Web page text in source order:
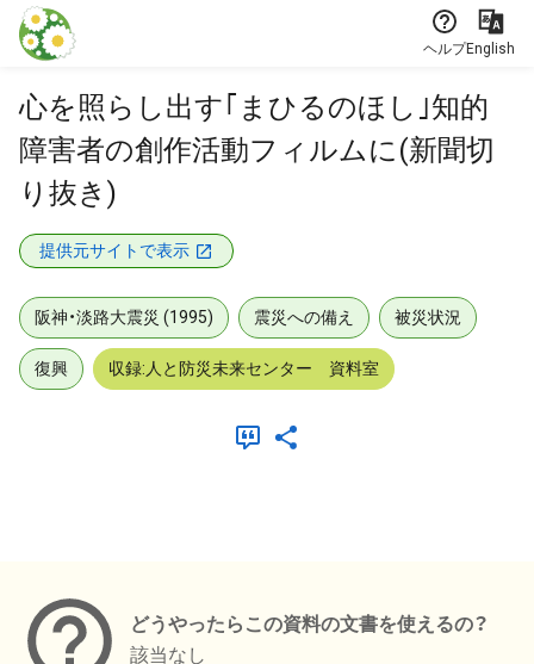
本文に飛ぶ
ヘルプEnglish
心を照らし出す｢まひるのほし｣知的
障害者の創作活動フィルムに(新聞切
り抜き)
提供元サイトで表示
阪神・淡路大震災 (1995) 震災への備え 被災状況
復興 収録:人と防災未来センター 資料室
どうやったらこの資料の文書を使えるの？
該当なし